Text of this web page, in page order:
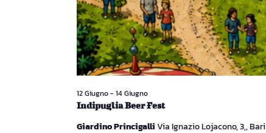
Indipuglia Beer Fest
12 Giugno- 14 Giugno
Giardino PrincigalliVia Ignazio Lojacono, 3,, Bari